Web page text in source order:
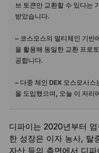
브 토큰만 교환할 수 있다는
받았습니다.
– 코스모스의 멀티체인 기반
을 활용해 동일한 교환 프로
공합니다.
– 다중 체인 DEX 오스모시
을 도입했으며, 오늘 이 자리
디파이는 2020년부터 엄
한 성장은 이자 농사, 탈
자산 등의 측면에서 디